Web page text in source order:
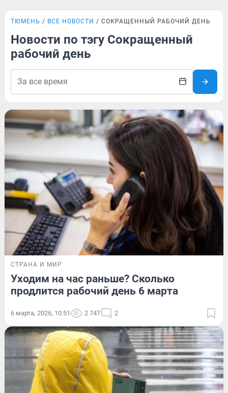
ТЮМЕНЬ ВСЕ НОВОСТИ СОКРАЩЕННЫЙ РАБОЧИЙ ДЕНЬ
Новости по тэгу Сокращенный
рабочий день
СТРАНА И МИР
Уходим на час раньше? Сколько
продлится рабочий день 6 марта
6 марта, 2026, 10:51 2 747 2